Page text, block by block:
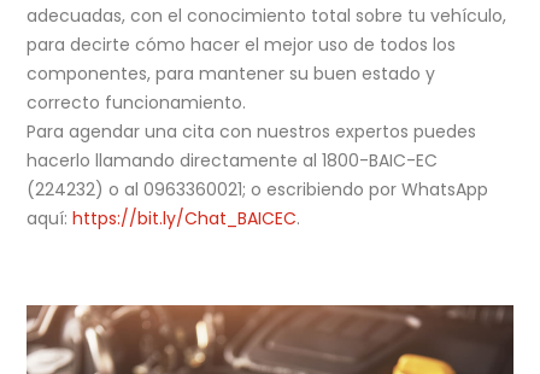
adecuadas, con el conocimiento total sobre tu vehículo,
para decirte cómo hacer el mejor uso de todos los
componentes, para mantener su buen estado y
correcto funcionamiento.
Para agendar una cita con nuestros expertos puedes
hacerlo llamando directamente al 1800-BAIC-EC
(224232) o al 0963360021; o escribiendo por WhatsApp
aquí:https://bit.ly/Chat_BAICEC.